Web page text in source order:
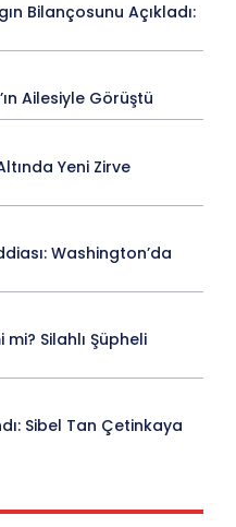
Bilançosunu Açıkladı:
Ailesiyle Görüştü
Yeni Zirve
Washington’da
mi? Silahlı Şüpheli
Sibel Tan Çetinkaya